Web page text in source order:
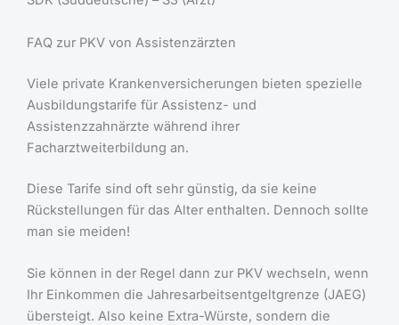
FAQ zur PKV von Assistenzärzten
Viele private Krankenversicherungen bieten spezielle
Ausbildungstarife für Assistenz- und
Assistenzzahnärzte während ihrer
Facharztweiterbildung an.
Diese Tarife sind oft sehr günstig, da sie keine
Rückstellungen für das Alter enthalten. Dennoch sollte
man sie meiden!
Sie können in der Regel dann zur PKV wechseln, wenn
Ihr Einkommen die Jahresarbeitsentgeltgrenze (JAEG)
übersteigt. Also keine Extra-Würste, sondern die